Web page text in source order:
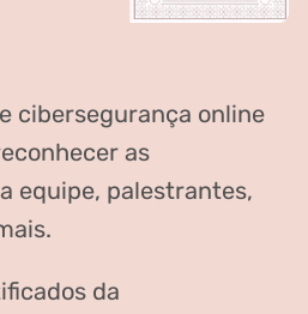
cibersegurança online
as
equipe, palestrantes,
da